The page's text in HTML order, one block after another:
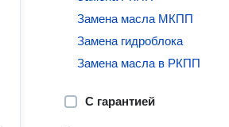
Замена масла МКПП
Замена гидроблока
Замена масла в РКПП
С гарантией